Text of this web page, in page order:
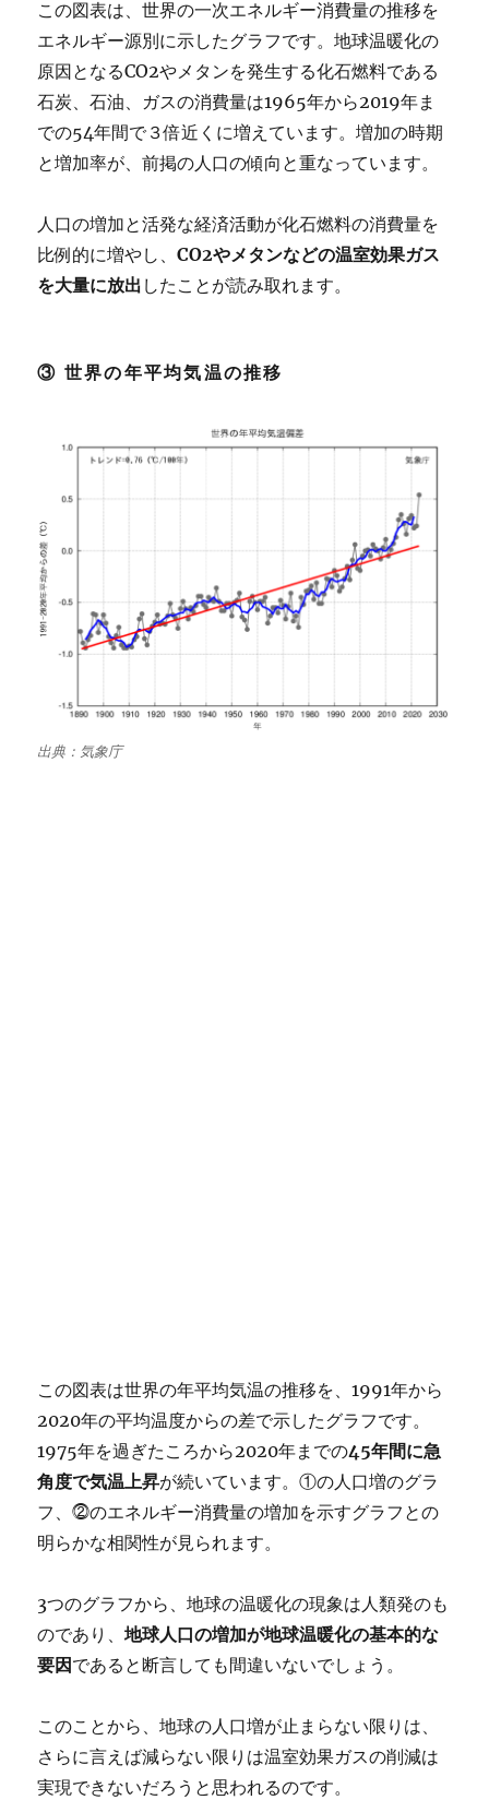
この図表は、世界の一次エネルギー消費量の推移を
エネルギー源別に示したグラフです。地球温暖化の
原因となるCO2やメタンを発生する化石燃料である
石炭、石油、ガスの消費量は1965年から2019年ま
での54年間で３倍近くに増えています。増加の時期
と増加率が、前掲の人口の傾向と重なっています。
人口の増加と活発な経済活動が化石燃料の消費量を
比例的に増やし、CO2やメタンなどの温室効果ガス
を大量に放出 したことが読み取れます。
③ 世界の年平均気温の推移
出典：気象庁
この図表は世界の年平均気温の推移を、1991年から
2020年の平均温度からの差で示したグラフです。
1975年を過ぎたころから2020年までの45年間に急
角度で気温上昇が続いています。①の人口増のグラ
フ、⓶のエネルギー消費量の増加を示すグラフとの
明らかな相関性が見られます。
3つのグラフから、地球の温暖化の現象は人類発のも
のであり、地球人口の増加が地球温暖化の基本的な
要因であると断言しても間違いないでしょう。
このことから、地球の人口増が止まらない限りは、
さらに言えば減らない限りは温室効果ガスの削減は
実現できないだろうと思われるのです。